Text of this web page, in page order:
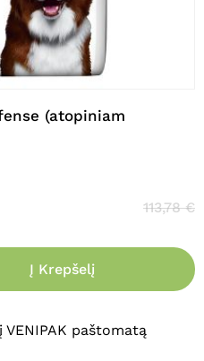
(atopiniam
113,78€
Į Krepšelį
paštomatą
*
kad jų nebereiktų
kai kitą kartą vėl norėsiu